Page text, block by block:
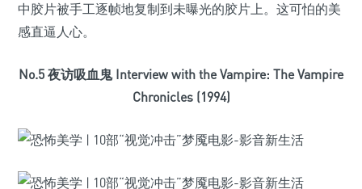
中胶片被手工逐帧地复制到未曝光的胶片上。这可怕的美
感直逼人心。
No.5 夜访吸血鬼 Interview with the Vampire: The Vampire
Chronicles (1994)